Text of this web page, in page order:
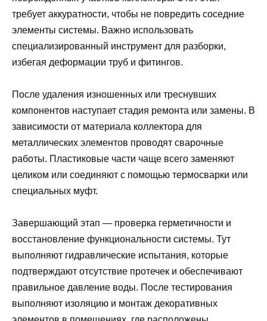
требует аккуратности, чтобы не повредить соседние
элементы системы. Важно использовать
специализированный инструмент для разборки,
избегая деформации труб и фитингов.
После удаления изношенных или треснувших
компонентов наступает стадия ремонта или замены. В
зависимости от материала коллектора для
металлических элементов проводят сварочные
работы. Пластиковые части чаще всего заменяют
целиком или соединяют с помощью термосварки или
специальных муфт.
Завершающий этап — проверка герметичности и
восстановление функциональности системы. Тут
выполняют гидравлические испытания, которые
подтверждают отсутствие протечек и обеспечивают
правильное давление воды. После тестирования
выполняют изоляцию и монтаж декоративных